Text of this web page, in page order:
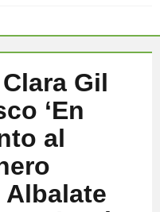
Gil
‘En
al